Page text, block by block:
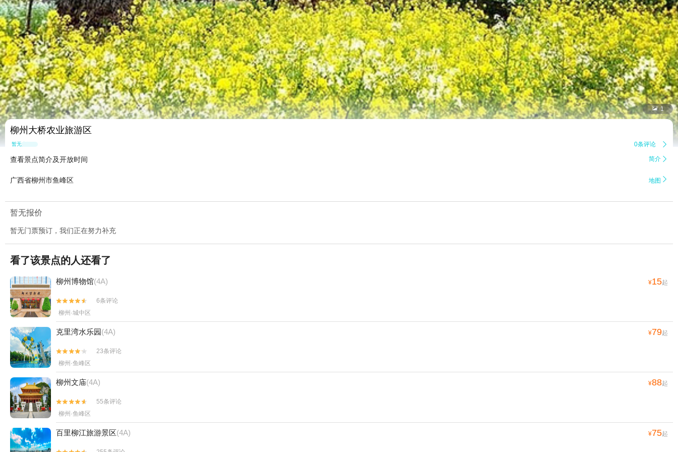
 1
柳州大桥农业旅游区
暂无点评 0条评论 
查看景点简介及开放时间 简介 
广西省柳州市鱼峰区 地图 
暂无报价
暂无门票预订，我们正在努力补充
看了该景点的人还看了
柳州博物馆(4A) ¥15起


6条评论
柳州·城中区
克里湾水乐园(4A) ¥79起


23条评论
柳州·鱼峰区
柳州文庙(4A) ¥88起


55条评论
柳州·鱼峰区
百里柳江旅游景区(4A) ¥75起